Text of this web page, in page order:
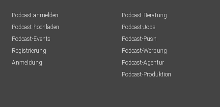
Podcast anmelden
Podcast hochladen
Podcast-Events
Registrierung
Anmeldung
Podcast-Beratung
Podcast-Jobs
Podcast-Push
Podcast-Werbung
Podcast-Agentur
Podcast-Produktion